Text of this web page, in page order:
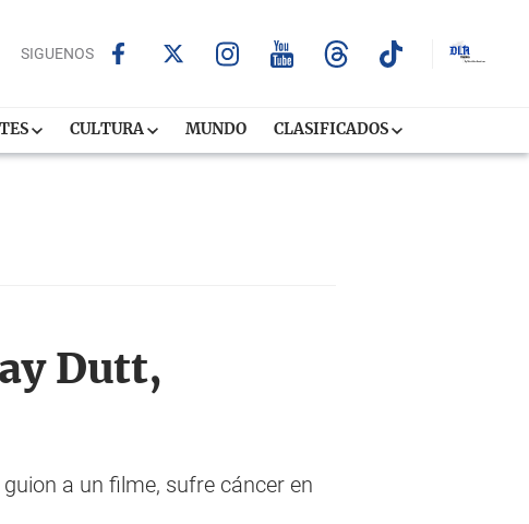
SIGUENOS
CULTURA MUNDO CLASIFICADOS
Dutt,
a un filme, sufre cáncer en